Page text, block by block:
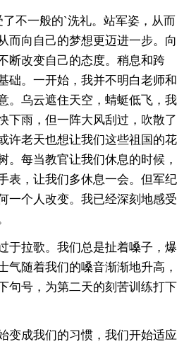
不一般的`洗礼。站军姿，从而
而向自己的梦想更迈进一步。向
断改变自己的态度。稍息和跨
础。一开始，我并不明白老师和
。乌云遮住天空，蜻蜓低飞，我
下雨，但一阵大风刮过，吹散了
许老天也想让我们这些祖国的花
。每当教官让我们休息的时候，
表，让我们多休息一会。但军纪
一个人改变。我已经深刻地感受
于拉歌。我们总是扯着嗓子，爆
气随着我们的嗓音渐渐地升高，
句号，为第二天的刻苦训练打下
变成我们的习惯，我们开始适应